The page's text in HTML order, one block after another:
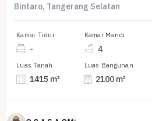
Bintaro, Tangerang Selatan
Kamar Tidur
-
Kamar Mandi
4
Luas Tanah
1415 m²
Luas Bangunan
2100 m²